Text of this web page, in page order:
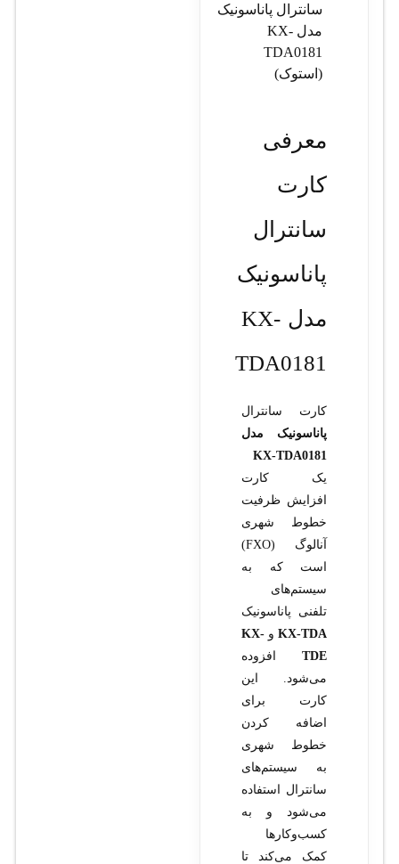
سانترال پاناسونیک
مدل KX-
TDA0181
(استوک)
معرفی
کارت
سانترال
پاناسونیک
مدل KX-
TDA0181
کارت سانترال
پاناسونیک مدل
KX-TDA0181
یک کارت
افزایش ظرفیت
خطوط شهری
آنالوگ (FXO)
است که به
سیستم‌های
تلفنی پاناسونیک
KX-TDAو KX-
TDEافزوده
می‌شود. این
کارت برای
اضافه کردن
خطوط شهری
به سیستم‌های
سانترال استفاده
می‌شود و به
کسب‌وکارها
کمک می‌کند تا